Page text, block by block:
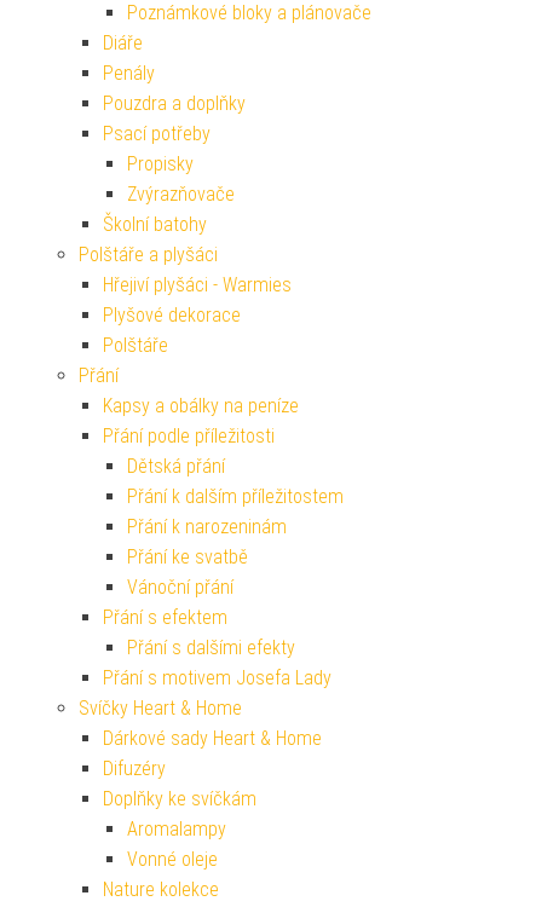
Poznámkové bloky a plánovače
Diáře
Penály
Pouzdra a doplňky
Psací potřeby
Propisky
Zvýrazňovače
Školní batohy
Polštáře a plyšáci
Hřejiví plyšáci - Warmies
Plyšové dekorace
Polštáře
Přání
Kapsy a obálky na peníze
Přání podle příležitosti
Dětská přání
Přání k dalším příležitostem
Přání k narozeninám
Přání ke svatbě
Vánoční přání
Přání s efektem
Přání s dalšími efekty
Přání s motivem Josefa Lady
Svíčky Heart & Home
Dárkové sady Heart & Home
Difuzéry
Doplňky ke svíčkám
Aromalampy
Vonné oleje
Nature kolekce